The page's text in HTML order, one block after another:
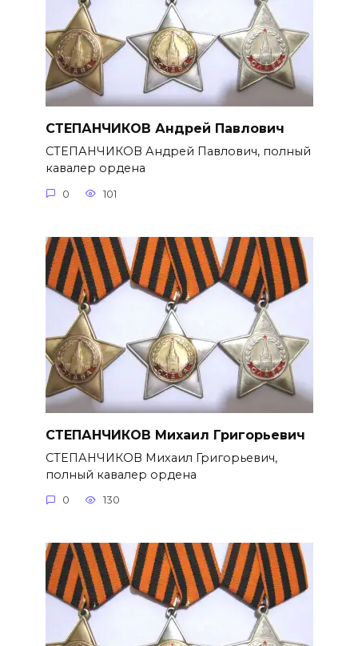
СТЕПАНЧИКОВ Андрей Павлович
СТЕПАНЧИКОВ Андрей Павлович, полный
кавалер ордена
0 101
СТЕПАНЧИКОВ Михаил Григорье­вич
СТЕПАНЧИКОВ Михаил Григорье­вич,
полный кавалер ордена
0 130